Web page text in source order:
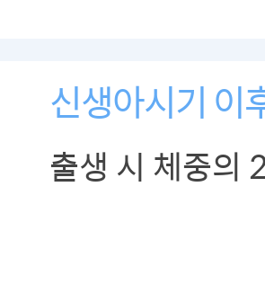
신생아시기 이
출생 시 체중의